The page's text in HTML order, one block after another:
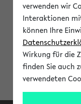
Bitte
verwenden wir
Interaktionen
können Ihre
Wirkung für die
finden Sie auch
verwendeten